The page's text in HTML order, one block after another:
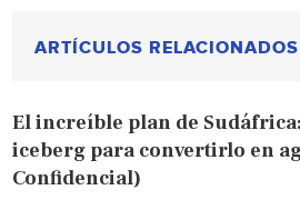
ARTÍCULOS RELACIONADOS
El increíble plan de
iceberg para convertirlo en
Confidencial)